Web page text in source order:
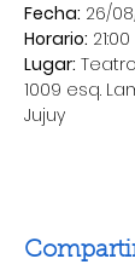
Fecha: 26/
Horario:
Lugar:
1009 esq.
Jujuy